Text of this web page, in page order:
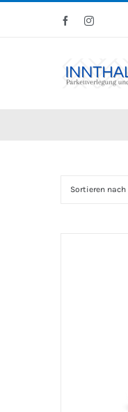
FacebookInstagram
Sortieren nach